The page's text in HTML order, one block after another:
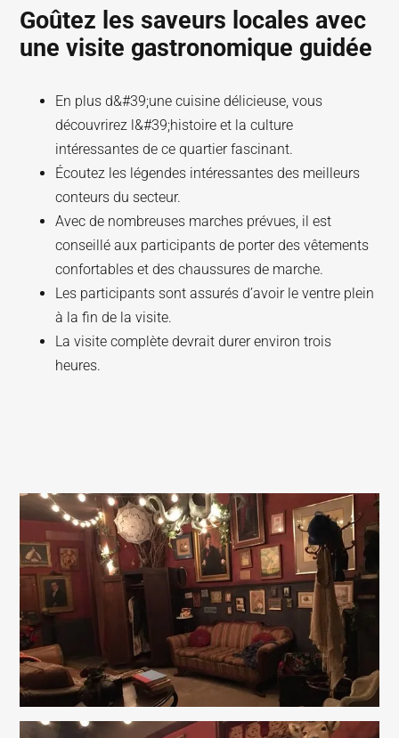
Goûtez les saveurs locales avec
une visite gastronomique guidée
En plus d&#39;une cuisine délicieuse, vous
découvrirez l&#39;histoire et la culture
intéressantes de ce quartier fascinant.
Écoutez les légendes intéressantes des meilleurs
conteurs du secteur.
Avec de nombreuses marches prévues, il est
conseillé aux participants de porter des vêtements
confortables et des chaussures de marche.
Les participants sont assurés d’avoir le ventre plein
à la fin de la visite.
La visite complète devrait durer environ trois
heures.